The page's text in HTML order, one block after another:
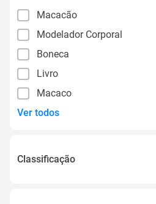
Macacão
Modelador Corporal
Boneca
Livro
Macaco
Ver todos
Classificação